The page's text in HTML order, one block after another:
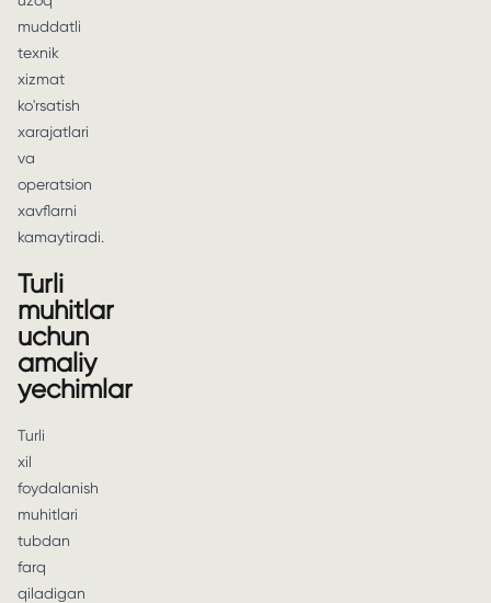
muddatli
texnik
xizmat
ko'rsatish
xarajatlari
va
operatsion
xavflarni
kamaytiradi.
Turli
muhitlar
uchun
amaliy
yechimlar
Turli
xil
foydalanish
muhitlari
tubdan
farq
qiladigan